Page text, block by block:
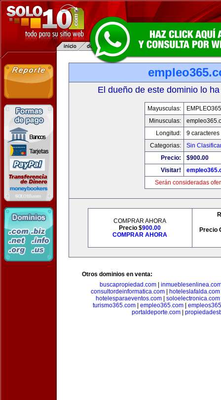
El dueño de este dominio lo
Mayusculas:
Minusculas:
Longitud:
9 caracteres
Categorias:
Sin
Precio:
$900.00
Visitar!
Serán consideradas
COMPRAR AHORA
Precio $900.00
COMPRAR AHORA
Precio
Otros dominios en venta:
buscapropiedad.com
consultordeinformatica.com| hoteleslafalda.com
hotelesparaeventos.com
soloelectronica.com
turismo365.com| empleo365.com|
portaldeporte.com|